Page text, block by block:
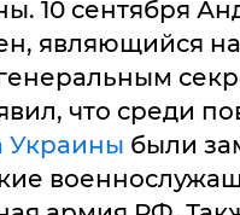
10 сентября
являющийся на
что среди
Украины были